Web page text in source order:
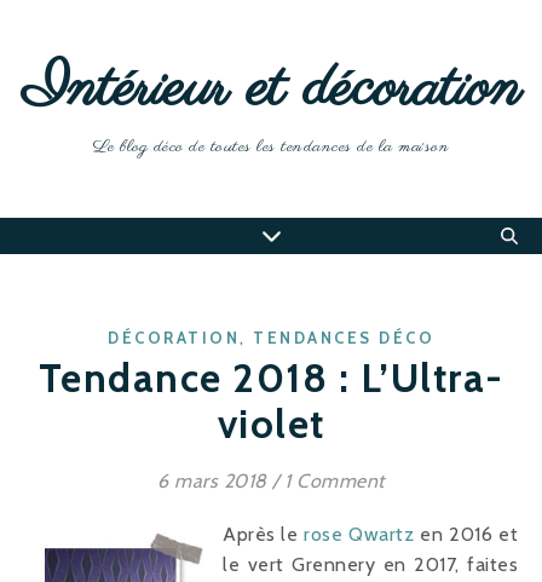
Intérieur et décoration
Le blog déco de toutes les tendances de la maison
DÉCORATION, TENDANCES DÉCO
Tendance 2018 : L’Ultra-
violet
6 mars 2018 / 1 Comment
Après lerose Qwartz en 2016 et
le vert Grennery en 2017, faites